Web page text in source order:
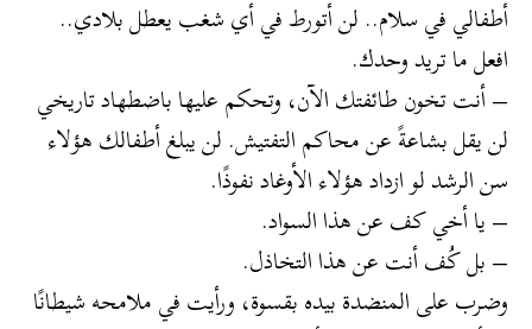
أطفالي في سلام.. لن أتورط في أي شغب يعطل بلادي..
افعل ما تريد وحدك.
– أنت تخون طائفتك الآن، وتحكم عليها باضطهاد تاريخي
لن يقل بشاعةً عن محاكم التفتيش. لن يبلغ أطفالك هؤلاء
سن الرشد لو ازداد هؤلاء الأوغاد نفوذًا.
– يا أخي كف عن هذا السواد.
– بل كُف أنت عن هذا التخاذل.
وضرب على المنضدة بيده بقسوة، ورأيت في ملامحه شيطانًا